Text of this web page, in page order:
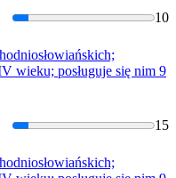
10
wieku; posługuje się nim 9
15